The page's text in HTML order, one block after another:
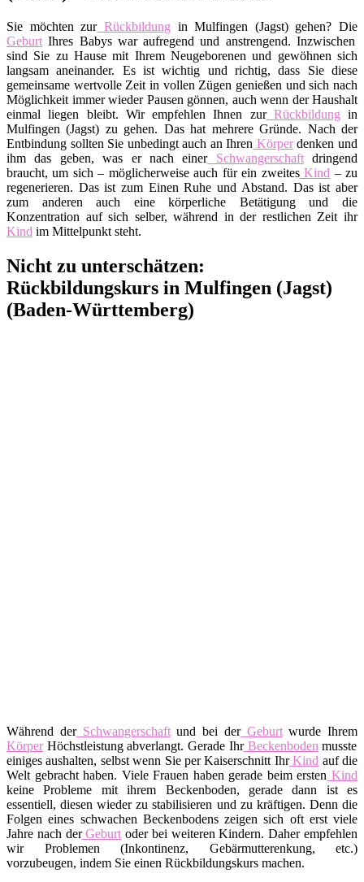
Sie möchten zurRückbildung in Mulfingen (Jagst) gehen? Die
Geburt Ihres Babys war aufregend und anstrengend. Inzwischen
sind Sie zu Hause mit Ihrem Neugeborenen und gewöhnen sich
langsam aneinander. Es ist wichtig und richtig, dass Sie diese
gemeinsame wertvolle Zeit in vollen Zügen genießen und sich nach
Möglichkeit immer wieder Pausen gönnen, auch wenn der Haushalt
einmal liegen bleibt. Wir empfehlen Ihnen zurRückbildung in
Mulfingen (Jagst) zu gehen. Das hat mehrere Gründe. Nach der
Entbindung sollten Sie unbedingt auch an Ihren Körperdenken und
ihm das geben, was er nach einerSchwangerschaftdringend
braucht, um sich – möglicherweise auch für ein zweitesKind – zu
regenerieren. Das ist zum Einen Ruhe und Abstand. Das ist aber
zum anderen auch eine körperliche Betätigung und die
Konzentration auf sich selber, während in der restlichen Zeit ihr
Kind im Mittelpunkt steht.
Nicht zu unterschätzen:
Rückbildungskurs in Mulfingen (Jagst)
(Baden-Württemberg)
Während derSchwangerschaftund bei derGeburtwurde Ihrem
KörperHöchstleistung abverlangt. Gerade IhrBeckenboden musste
einiges aushalten, selbst wenn Sie per Kaiserschnitt IhrKind auf die
Welt gebracht haben. Viele Frauen haben gerade beim ersten Kind
keine Probleme mit ihrem Beckenboden, gerade dann ist es
essentiell, diesen wieder zu stabilisieren und zu kräftigen. Denn die
Folgen eines schwachen Beckenbodens zeigen sich oft erst viele
Jahre nach derGeburt oder bei weiteren Kindern. Daher empfehlen
wir Problemen (Inkontinenz, Gebärmutterenkung, etc.)
vorzubeugen, indem Sie einen Rückbildungskurs machen.